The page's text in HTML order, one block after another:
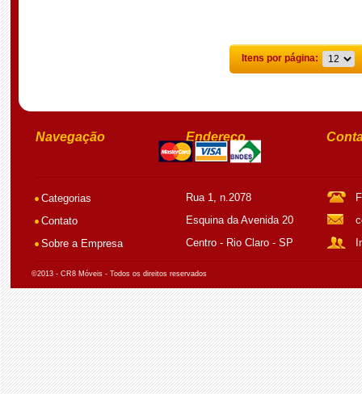
Itens por página:
Navegação Endereço
Categorias
Contato
Sobre a Empresa
Rua 1, n.2078
Esquina da Avenida 20
Centro - Rio Claro - SP
©2013 - CR8 Móveis - Todos os direitos reservados